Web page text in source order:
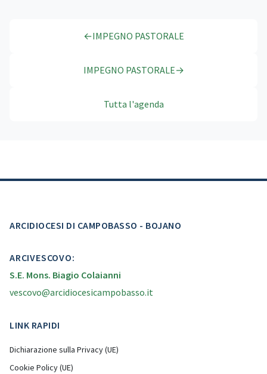
←IMPEGNO PASTORALE
IMPEGNO PASTORALE→
Tutta l'agenda
ARCIDIOCESI DI CAMPOBASSO - BOJANO
ARCIVESCOVO:
S.E. Mons. Biagio Colaianni
vescovo@arcidiocesicampobasso.it
LINK RAPIDI
Dichiarazione sulla Privacy (UE)
Cookie Policy (UE)